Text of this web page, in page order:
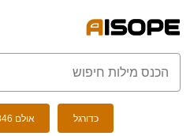
כדורגל אולם 1846